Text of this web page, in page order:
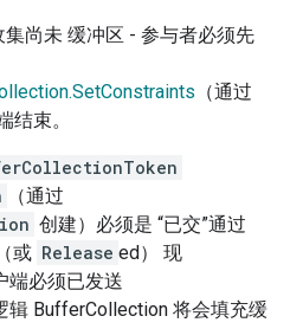
尚未 缓冲区 - 参与者必须先
（通过
结束。
（通过
创建）必须是 “已交”通过
（或 Release ed） 现
端必须已发送
辑 BufferCollection 将会填充缓